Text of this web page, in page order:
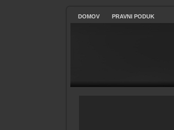
DOMOV PRAVNI PODUK